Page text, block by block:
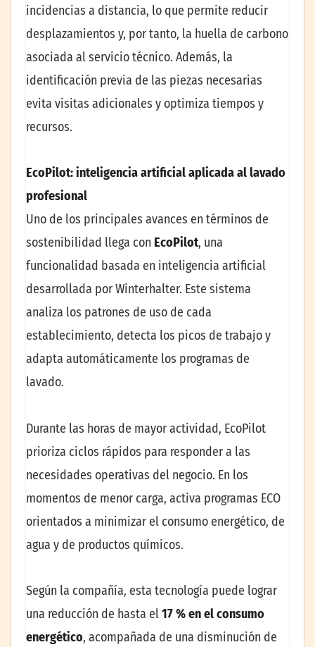
incidencias a distancia, lo que permite reducir
desplazamientos y, por tanto, la huella de carbono
asociada al servicio técnico. Además, la
identificación previa de las piezas necesarias
evita visitas adicionales y optimiza tiempos y
recursos.
EcoPilot: inteligencia artificial aplicada al lavado
profesional
Uno de los principales avances en términos de
sostenibilidad llega con EcoPilot, una
funcionalidad basada en inteligencia artificial
desarrollada por Winterhalter. Este sistema
analiza los patrones de uso de cada
establecimiento, detecta los picos de trabajo y
adapta automáticamente los programas de
lavado.
Durante las horas de mayor actividad, EcoPilot
prioriza ciclos rápidos para responder a las
necesidades operativas del negocio. En los
momentos de menor carga, activa programas ECO
orientados a minimizar el consumo energético, de
agua y de productos químicos.
Según la compañía, esta tecnología puede lograr
una reducción de hasta el17 % en el consumo
energético, acompañada de una disminución de